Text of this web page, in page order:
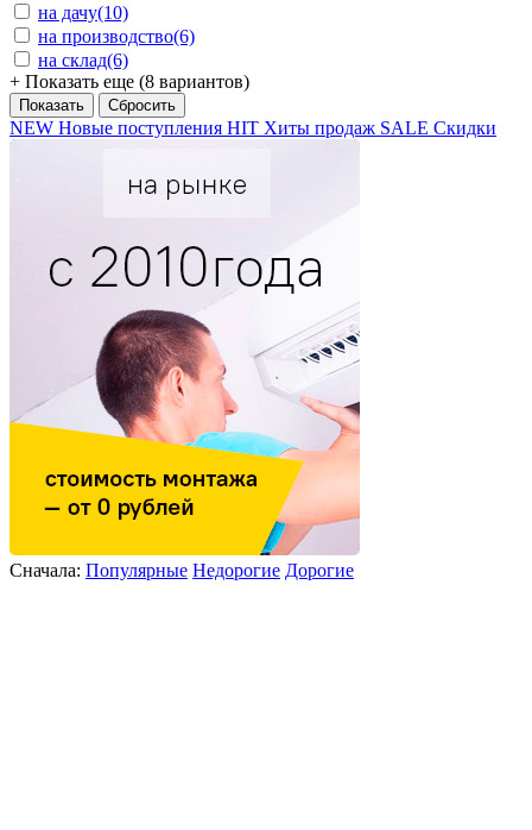
на дачу(10)
на производство(6)
на склад(6)
+ Показать еще (8 вариантов)
NEW Новые поступления HIT Хиты продаж SALE Скидки
Сначала: Популярные Недорогие Дорогие